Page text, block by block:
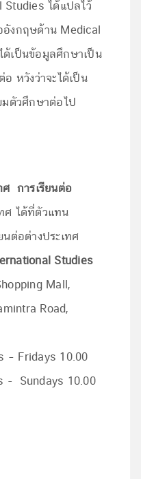
Studies ได้แปลไว้
งกฤษด้าน Medical
เป็นข้อมูลศึกษาเป็น
อ หวังว่าจะได้เป็น
มตัวศึกษาต่อไป
ศ การเรียนต่อ
ศ ได้ที่ตัวแทน
นต่อต่างประเทศ
Studies
Mall,
Road,
– Fridays 10.00
- Sundays 10.00